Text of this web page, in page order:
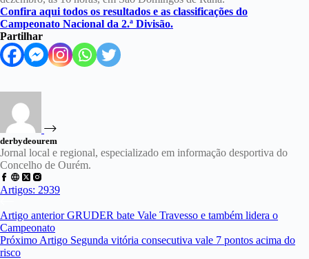
Confira aqui todos os resultados e as classificações do
Campeonato Nacional da 2.ª Divisão.
Partilhar
derbydeourem
Jornal local e regional, especializado em informação desportiva do
Concelho de Ourém.
Artigos: 2939
Artigo anteriorGRUDER bate Vale Travesso e também lidera o
Campeonato
Próximo Artigo Segunda vitória consecutiva vale 7 pontos acima do
risco